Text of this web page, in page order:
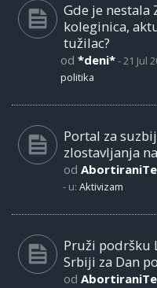
Gde je nestala
koleginica,
tužilac?
od *deni*-21 Jul
politika
Portal za
zlostavljanja
od
- u: Aktivizam
Pruži podršku
Srbiji za Dan
od